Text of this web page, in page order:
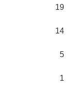
19
14
5
1